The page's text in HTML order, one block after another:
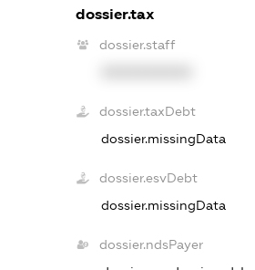
dossier.tax
dossier.staff
dossier.taxDebt
dossier.missingData
dossier.esvDebt
dossier.missingData
dossier.ndsPayer